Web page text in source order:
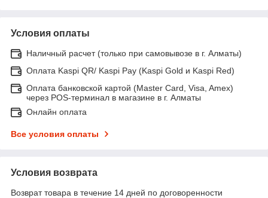
Условия оплаты
Наличный расчет (только при самовывозе в г. Алматы)
Оплата Kaspi QR/ Kaspi Pay (Kaspi Gold и Kaspi Red)
Оплата банковской картой (Master Card, Visa, Amex)
через POS-терминал в магазине в г. Алматы
Онлайн оплата
Все условия оплаты
Условия возврата
Возврат товара в течение 14 дней по договоренности